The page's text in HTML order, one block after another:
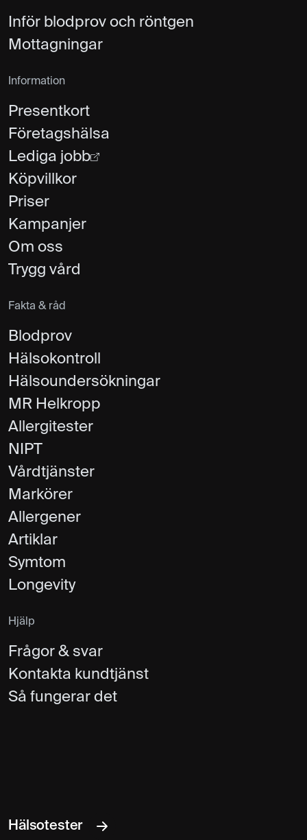
Inför blodprov och röntgen
Mottagningar
Information
Presentkort
Företagshälsa
Lediga jobb
Köpvillkor
Priser
Kampanjer
Om oss
Trygg vård
Fakta & råd
Blodprov
Hälsokontroll
Hälsoundersökningar
MR Helkropp
Allergitester
NIPT
Vårdtjänster
Markörer
Allergener
Artiklar
Symtom
Longevity
Hjälp
Frågor & svar
Kontakta kundtjänst
Så fungerar det
Hälsotester